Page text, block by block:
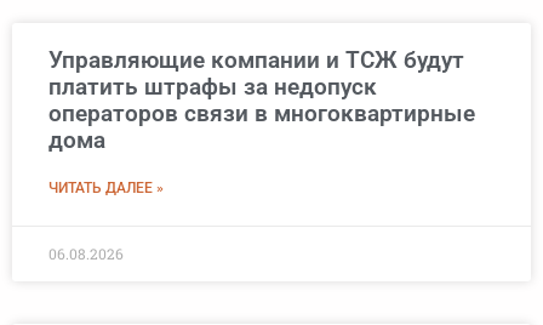
Управляющие компании и ТСЖ будут
платить штрафы за недопуск
операторов связи в многоквартирные
дома
ЧИТАТЬ ДАЛЕЕ »
06.08.2026